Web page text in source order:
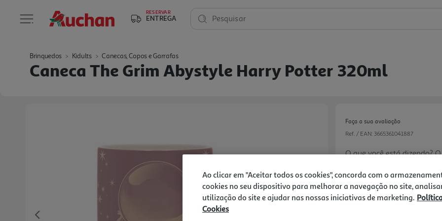
RESERVAR
ENTREGA Pesquisar
Brinquedos Kidults Canecas, Copos e Garrafas
Caneca The Grim Abystyle Harry Potter 320ml
Faça a sua avaliação
Ref. / EAN: 3665361041887
O que você está dizendo?
Está entre os presságios
presságio... de morte. Dito
Talvez as folhas de chá
mas na verdade... você
Ao clicar em "Aceitar todos os cookies", concorda com o
cookies no seu dispositivo para melhorar a navegação no site,
utilização do site e ajudar nas nossas iniciativas de marketing.
Cookies